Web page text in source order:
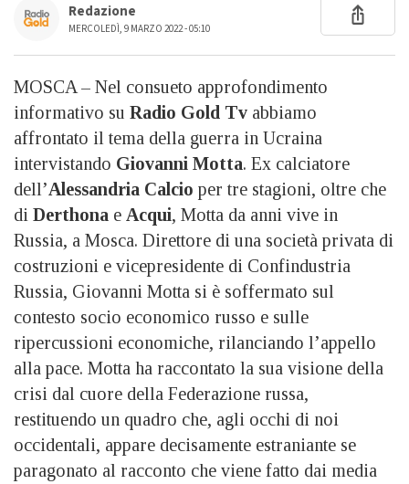
Redazione
MERCOLEDÌ, 9 MARZO 2022 - 05:10
MOSCA – Nel consueto approfondimento
informativo su Radio Gold Tv abbiamo
affrontato il tema della guerra in Ucraina
intervistando Giovanni Motta. Ex calciatore
dell’Alessandria Calcio per tre stagioni, oltre che
di Derthona e Acqui, Motta da anni vive in
Russia, a Mosca. Direttore di una società privata di
costruzioni e vicepresidente di Confindustria
Russia, Giovanni Motta si è soffermato sul
contesto socio economico russo e sulle
ripercussioni economiche, rilanciando l’appello
alla pace. Motta ha raccontato la sua visione della
crisi dal cuore della Federazione russa,
restituendo un quadro che, agli occhi di noi
occidentali, appare decisamente estraniante se
paragonato al racconto che viene fatto dai media